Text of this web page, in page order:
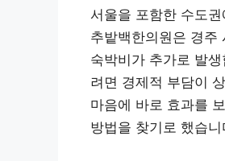
서울을 포함한 수도
추밭백한의원은 경
숙박비가 추가로 발
려면 경제적 부담이
마음에 바로 효과를
방법을 찾기로 했습니